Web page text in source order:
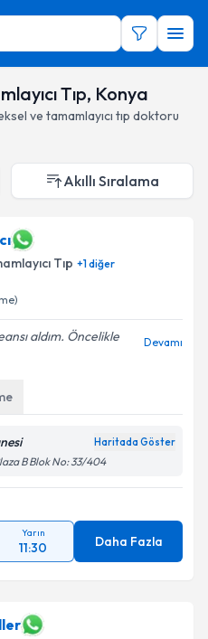
Tıp, Konya
ve tamamlayıcı tıp doktoru
Akıllı Sıralama
Tıp +1diğer
aldım. Öncelikle
Devamı
Haritada Göster
B Blok No: 33/404
Yarın
11:30 Daha Fazla